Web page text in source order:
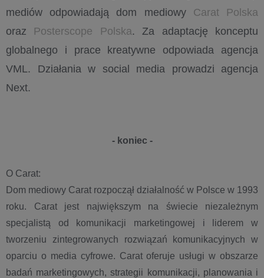
mediów odpowiadają dom mediowy Carat Polska
oraz Posterscope Polska. Za adaptację konceptu
globalnego i prace kreatywne odpowiada agencja
VML. Działania w social media prowadzi agencja
Next.
- koniec -
O Carat:
Dom mediowy Carat rozpoczął działalność w Polsce w 1993
roku. Carat jest największym na świecie niezależnym
specjalistą od komunikacji marketingowej i liderem w
tworzeniu zintegrowanych rozwiązań komunikacyjnych w
oparciu o media cyfrowe. Carat oferuje usługi w obszarze
badań marketingowych, strategii komunikacji, planowania i